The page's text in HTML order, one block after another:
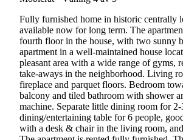
Fully furnished home in historic centrally
available now for long term. The
fourth floor in the house, with two sunny
apartment in a well-maintained house
pleasant area with a wide range of gyms,
take-aways in the neighborhood. Living
fireplace and parquet floors. Bedroom
balcony and tiled bathroom with shower
machine. Separate little dining room for
dining/entertaining table for 6 people,
with a desk & chair in the living room,